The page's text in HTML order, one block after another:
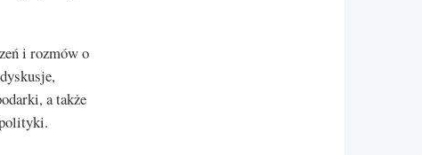
i rozmów o
a także